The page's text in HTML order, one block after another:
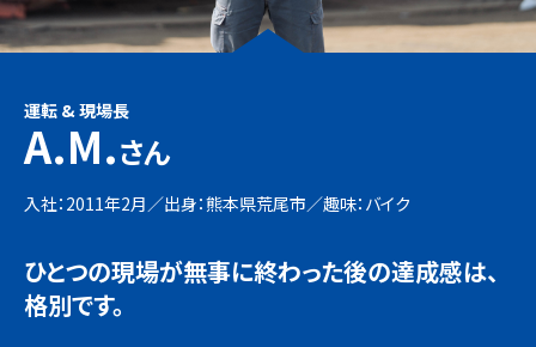
運転 & 現場長
A.M.さん
入社：2011年2月／出身：熊本県荒尾市／趣味：バイク
ひとつの現場が無事に終わった後の達成感は、
格別です。